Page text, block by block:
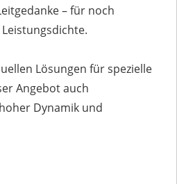
– für noch
Lösungen für spezielle
Angebot auch
Dynamik und